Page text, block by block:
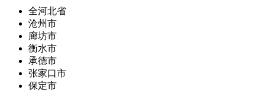
全河北省
沧州市
廊坊市
衡水市
承德市
张家口市
保定市